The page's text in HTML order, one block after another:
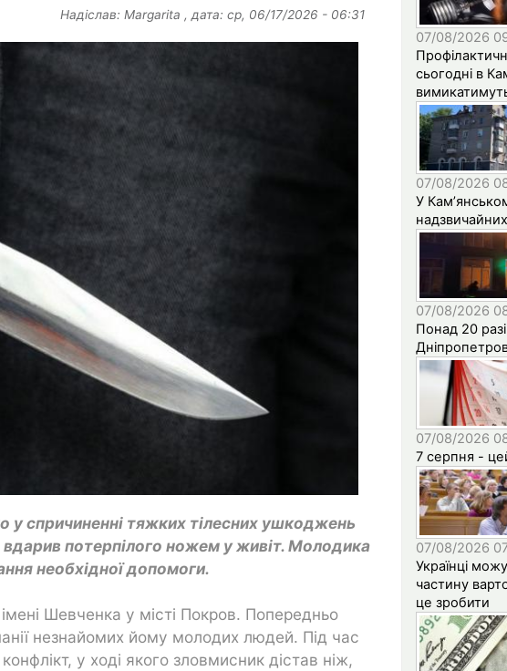
Надіслав: Margarita , дата: ср, 06/17/2026 - 06:31
у спричиненні тяжких тілесних ушкоджень
потерпілого ножем у живіт. Молодика
необхідної допомоги.
Шевченка у місті Покров. Попередньо
незнайомих йому молодих людей. Під час
у ході якого зловмисник дістав ніж,
07/08/2026
сьогодні в
07/08/2026
У
07/08/2026
Понад 20
07/08/2026
7 серпня -
07/08/2026
Українці
частину
це зробити